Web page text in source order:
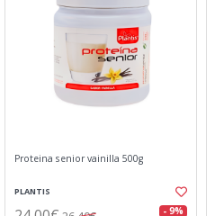
Proteina senior vainilla 500g
PLANTIS
- 9%